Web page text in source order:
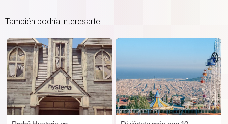
También podría interesarte...